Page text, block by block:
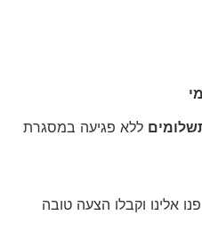
ללא פגיעה במסגרת
אלינו וקבלו הצעה טובה